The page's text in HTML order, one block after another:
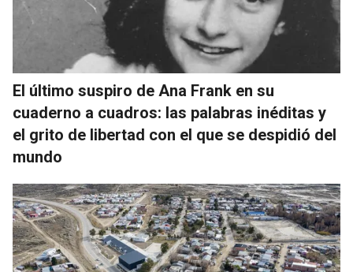
El último suspiro de Ana Frank en su
cuaderno a cuadros: las palabras inéditas y
el grito de libertad con el que se despidió del
mundo